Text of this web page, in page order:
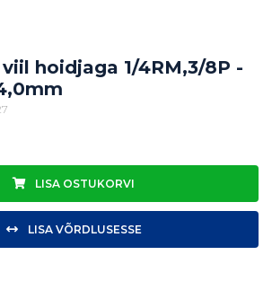
hoidjaga 1/4RM,3/8P -
LISA OSTUKORVI
LISA VÕRDLUSESSE